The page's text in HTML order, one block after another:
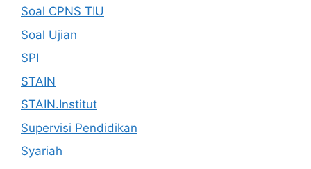
Soal CPNS TIU
Soal Ujian
SPI
STAIN
STAIN.Institut
Supervisi Pendidikan
Syariah